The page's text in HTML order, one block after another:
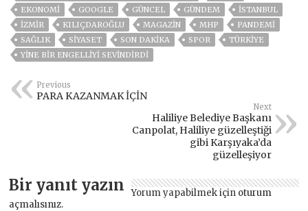
EKONOMİ
GOOGLE GÜNCEL GÜNDEM
ISTANBUL
İZMIR
KILIÇDAROĞLU MAGAZİN MHP
PANDEMİ
SAĞLIK
SİYASET SON DAKIKA SPOR
TÜRKİYE
YINE BIR ENGELLIYI SEVINDIRDI
Previous
PARA KAZANMAK İÇİN
Next
Haliliye Belediye Başkanı
Canpolat, Haliliye güzelleştiği
gibi Karşıyaka’da
güzelleşiyor
Bir yanıt yazın Yorum yapabilmek için oturum
açmalısınız.